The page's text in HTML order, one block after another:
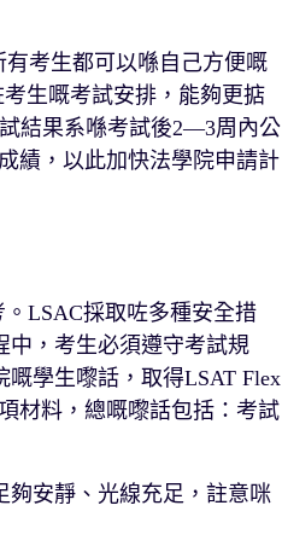
考生都可以喺自己方便嘅
生嘅考試安排，能夠更掂
結果系喺考試後2—3周內公
績，以此加快法學院申請計
LSAC採取咗多種安全措
中，考生必須遵守考試規
學生嚟話，取得LSAT Flex
材料，總嘅嚟話包括：考試
夠安靜、光線充足，註意咪